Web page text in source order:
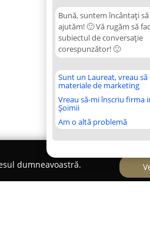
Bună, suntem încântați
ajutăm! 🙂 Vă rugăm să
subiectul de conversație
corespunzător! 🙂
Sunt un Laureat, vreau să
materiale de marketing
Vreau să-mi înscriu firma
Șoimii
Am o altă problemă
dumneavoastră.